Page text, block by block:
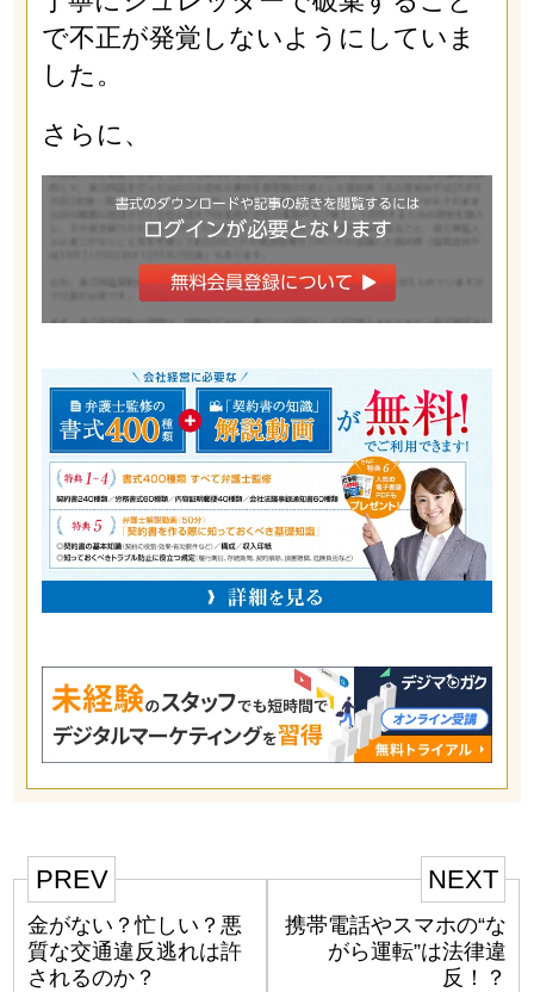
で不正が発覚しないようにしていま
した。
さらに、
PREV
金がない？忙しい？悪
質な交通違反逃れは許
されるのか？
NEXT
携帯電話やスマホの“な
がら運転”は法律違
反！？